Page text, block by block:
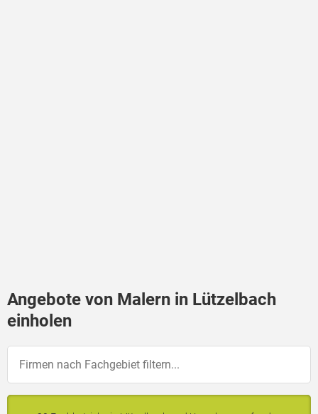
Angebote von Malern in Lützelbach
einholen